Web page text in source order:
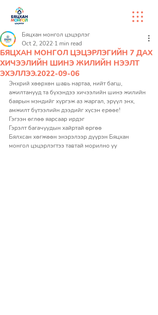
БЯЦХАН МОНГОЛ ЦЭЦЭРЛЭГИЙН 7 ДАХ
ХИЧЭЭЛИЙН ШИНЭ ЖИЛИЙН НЭЭЛТ
ЭХЭЛЛЭЭ.2022-09-06
Бяцхан монгол цэцэрлэг
Oct 2, 2022 1 min read
Энхрий хөөрхөн шавь нартаа, нийт багш,
ажилтанууд та бүхэндээ хичээлийн шинэ жилийн
баярын мэндийг хүргэж аз жаргал, эрүүл энх,
амжилт бүтээлийн дээдийг хүсэн ерөөе!
Гэгээн өглөө яарсаар ирдэг
Гэрэлт багачуудын хайртай өргөө
Бялхсан хөгжөөн энэрэлээр дүүрэн Бяцхан
монгол цэцэрлэгтээ тавтай морилно уу